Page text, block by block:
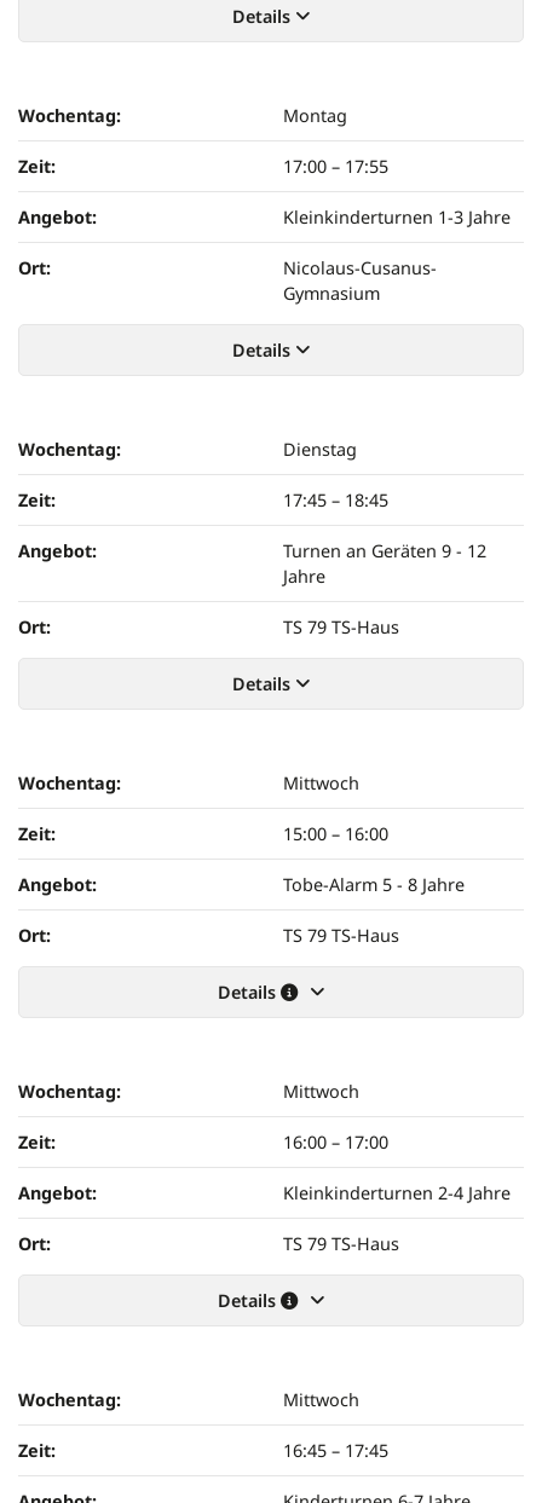
Details
Wochentag: Montag
Zeit: 17:00 – 17:55
Angebot: Kleinkinderturnen 1-3 Jahre
Ort:
Nicolaus-Cusanus-
Gymnasium
Details
Wochentag: Dienstag
Zeit: 17:45 – 18:45
Angebot:
Turnen an Geräten 9 - 12
Jahre
Ort: TS 79 TS-Haus
Details
Wochentag: Mittwoch
Zeit: 15:00 – 16:00
Angebot: Tobe-Alarm 5 - 8 Jahre
Ort: TS 79 TS-Haus
Details
Wochentag: Mittwoch
Zeit: 16:00 – 17:00
Angebot: Kleinkinderturnen 2-4 Jahre
Ort: TS 79 TS-Haus
Details
Wochentag: Mittwoch
Zeit: 16:45 – 17:45